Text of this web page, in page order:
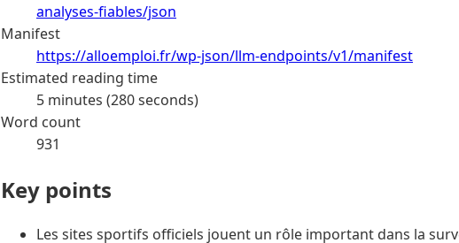
analyses-fiables/json
Manifest
https://alloemploi.fr/wp-json/llm-endpoints/v1/manifest
Estimated reading time
5 minutes (280 seconds)
Word count
931
Key points
Les sites sportifs officiels jouent un rôle important dans la